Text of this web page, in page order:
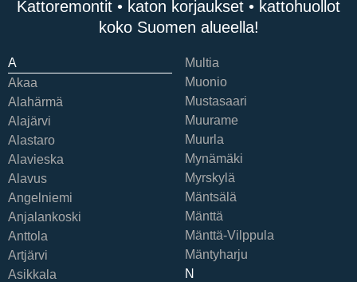
Kattoremontit • katon korjaukset • kattohuollot
koko Suomen alueella!
A
Akaa
Alahärmä
Alajärvi
Alastaro
Alavieska
Alavus
Angelniemi
Anjalankoski
Anttola
Artjärvi
Asikkala
Multia
Muonio
Mustasaari
Muurame
Muurla
Mynämäki
Myrskylä
Mäntsälä
Mänttä
Mänttä-Vilppula
Mäntyharju
N